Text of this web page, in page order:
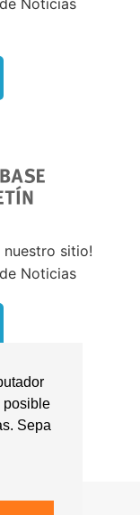
posible
Sepa
nuestro sitio!
Noticias